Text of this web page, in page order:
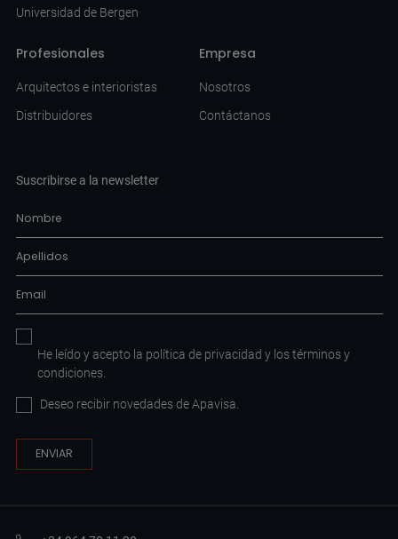
Universidad de Bergen
Profesionales
Arquitectos e interioristas
Distribuidores
Empresa
Nosotros
Contáctanos
Suscribirse a la newsletter
He leído y acepto la política de privacidad y lostérminos y
condiciones
Deseo recibir novedades de Apavisa.